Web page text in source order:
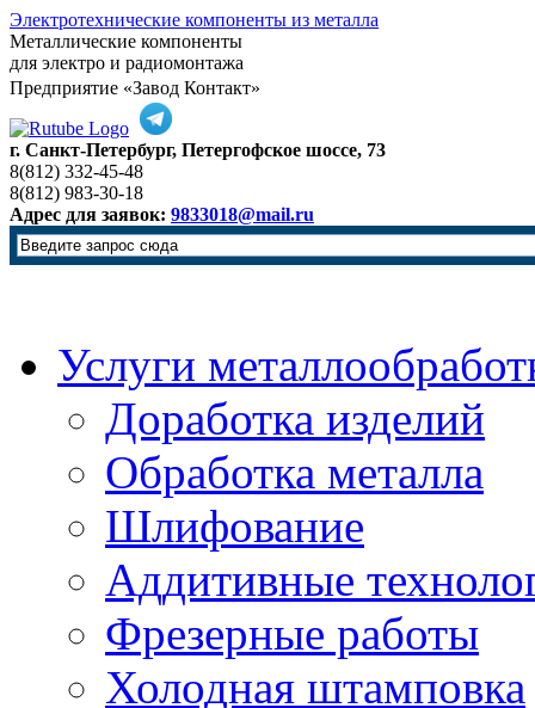
Электротехнические компоненты из металла
Металлические компоненты
для электро и радиомонтажа
Предприятие «Завод Контакт»
г. Санкт-Петербург, Петергофское шоссе, 73
8(812) 332-45-48
8(812) 983-30-18
Адрес для заявок: 9833018@mail.ru
Услуги
Доработка изделий
Обработка металла
Шлифование
Аддитивные
Фрезерные работы
Холодная штамповка